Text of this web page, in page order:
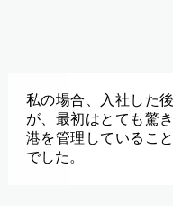
私の場合、入社した
が、最初はとても驚
港を管理しているこ
でした。